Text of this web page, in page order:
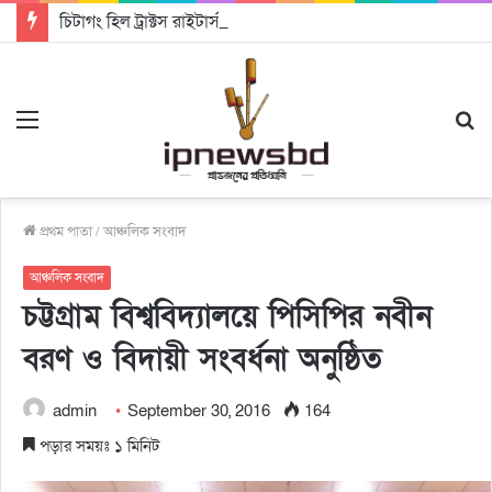
প্রথম পাতা/আঞ্চলিক সংবাদ
আঞ্চলিক সংবাদ
চট্টগ্রাম বিশ্ববিদ্যালয়ে পিসিপির নবীন
বরণ ও বিদায়ী সংবর্ধনা অনুষ্ঠিত
admin September 30, 2016
164
পড়ার সময়ঃ ১ মিনিট